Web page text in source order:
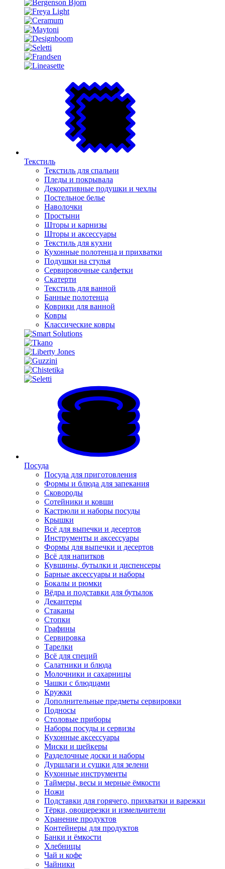
Текстиль
Текстиль для спальни
Пледы и покрывала
Декоративные подушки и чехлы
Постельное белье
Наволочки
Простыни
Шторы и карнизы
Шторы и аксессуары
Текстиль для кухни
Кухонные полотенца и прихватки
Подушки на стулья
Сервировочные салфетки
Скатерти
Текстиль для ванной
Банные полотенца
Коврики для ванной
Ковры
Классические ковры
Посуда
Посуда для приготовления
Формы и блюда для запекания
Сковороды
Сотейники и ковши
Кастрюли и наборы посуды
Крышки
Всё для выпечки и десертов
Инструменты и аксессуары
Формы для выпечки и десертов
Всё для напитков
Кувшины, бутылки и диспенсеры
Барные аксессуары и наборы
Бокалы и рюмки
Вёдра и подставки для бутылок
Декантеры
Стаканы
Стопки
Графины
Сервировка
Тарелки
Всё для специй
Салатники и блюда
Молочники и сахарницы
Чашки с блюдцами
Кружки
Дополнительные предметы сервировки
Подносы
Столовые приборы
Наборы посуды и сервизы
Кухонные аксессуары
Миски и шейкеры
Разделочные доски и наборы
Дуршлаги и сушки для зелени
Кухонные инструменты
Таймеры, весы и мерные ёмкости
Ножи
Подставки для горячего, прихватки и варежки
Тёрки, овощерезки и измельчители
Хранение продуктов
Контейнеры для продуктов
Банки и ёмкости
Хлебницы
Чай и кофе
Чайники